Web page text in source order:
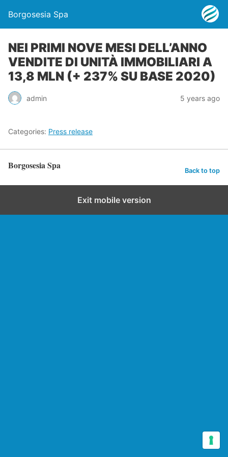
Borgosesia Spa
NEI PRIMI NOVE MESI DELL’ANNO
VENDITE DI UNITÀ IMMOBILIARI A
13,8 MLN (+ 237% SU BASE 2020)
admin 5 years ago
Categories: Press release
Borgosesia Spa Back to top
Exit mobile version